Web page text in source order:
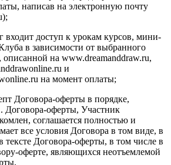
написав на электронную почту
входит доступ к урокам курсов, мини-
в зависимости от выбранного
на www.dreamanddraw.ru,
и
на момент оплаты;
Договора-оферты в порядке,
Договора-оферты, Участник
соглашается полностью и
все условия Договора в том виде, в
Договора-оферты, в том числе в
оферте, являющихся неотъемлемой